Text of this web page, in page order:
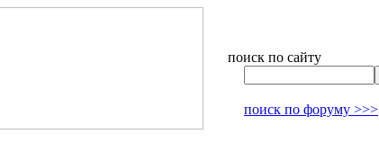
поиск по сайту
поиск по форуму >>>